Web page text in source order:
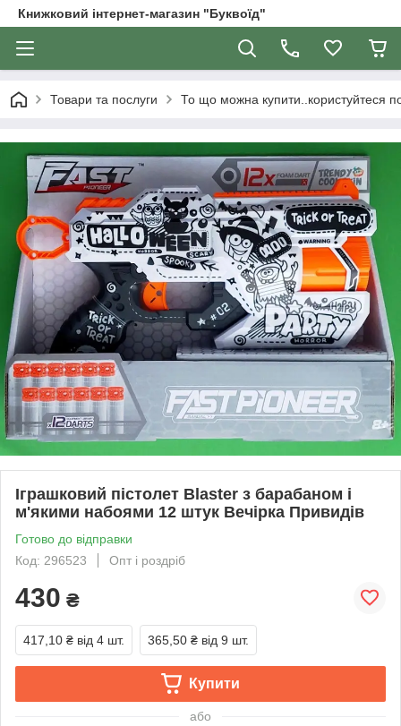
Книжковий інтернет-магазин "Буквоїд"
Товари та послуги То що можна купити..користуйтеся
Іграшковий пістолет Blaster з барабаном і
м'якими набоями 12 штук Вечірка Привидів
Готово до відправки
Код: 296523
Опт і роздріб
430 ₴
417,10 ₴ від 4 шт. 365,50 ₴ від 9 шт.
Купити
або